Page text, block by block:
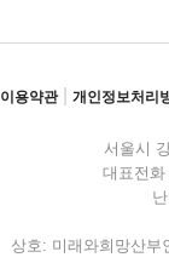
이용약관 개인정보처리
서울시
대표전
상호: 미래와희망산